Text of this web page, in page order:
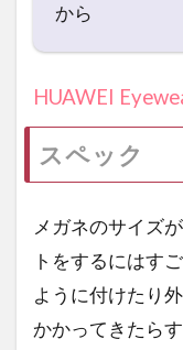
から
HUAWEI
スペック
メガネのサイズ
トをするにはす
ように付けたり
かかってきたら